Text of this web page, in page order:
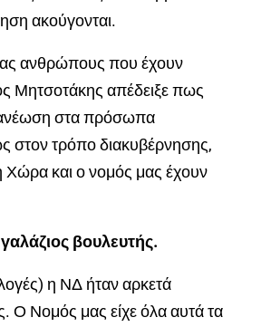
ακούγονται.
ανθρώπους που έχουν
Μητσοτάκης απέδειξε πως
στα πρόσωπα
στον τρόπο διακυβέρνησης,
και ο νομός μας έχουν
βουλευτής.
η ΝΔ ήταν αρκετά
Ο Νομός μας είχε όλα αυτά τα